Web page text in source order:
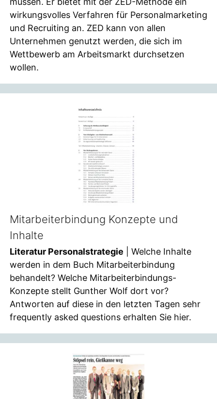
wirkungsvolles Verfahren für Personalmarketing
und Recruiting an. ZED kann von allen
Unternehmen genutzt werden, die sich im
Wettbewerb am Arbeitsmarkt durchsetzen
wollen.
Mitarbeiterbindung Konzepte und
Inhalte
Literatur Personalstrategie | Welche Inhalte
werden in dem Buch Mitarbeiterbindung
behandelt? Welche Mitarbeiterbindungs-
Konzepte stellt Gunther Wolf dort vor?
Antworten auf diese in den letzten Tagen sehr
frequently asked questions erhalten Sie hier.